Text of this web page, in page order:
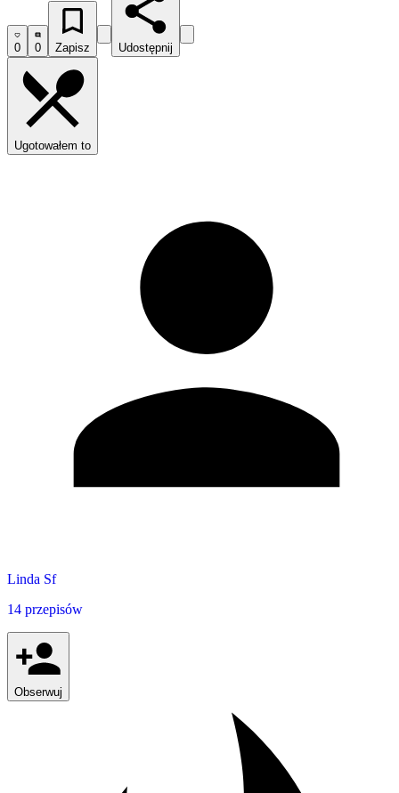
0 0 Zapisz Udostępnij
Ugotowałem to
Linda Sf
14 przepisów
Obserwuj